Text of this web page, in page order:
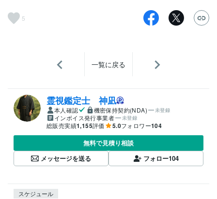
5
一覧に戻る
霊視鑑定士 神凪
本人確認 機密保持契約(NDA) 未登録
インボイス発行事業者 未登録
総販売実績1,155評価 5.0フォロワー104
無料で見積り相談
メッセージを送る
フォロー104
スケジュール